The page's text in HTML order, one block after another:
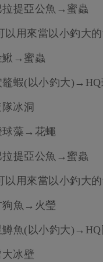
拉提亞公魚→蜜蟲
以用來當以小釣大
鰍→蜜蟲
鼇蝦(以小釣大
冰洞
球藻→花蠅
拉提亞公魚→蜜蟲
以用來當以小釣大
狗魚→火瑩
鱒魚(以小釣大)→HQ
冰壁